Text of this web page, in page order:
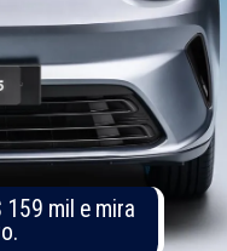
159 mil e mira